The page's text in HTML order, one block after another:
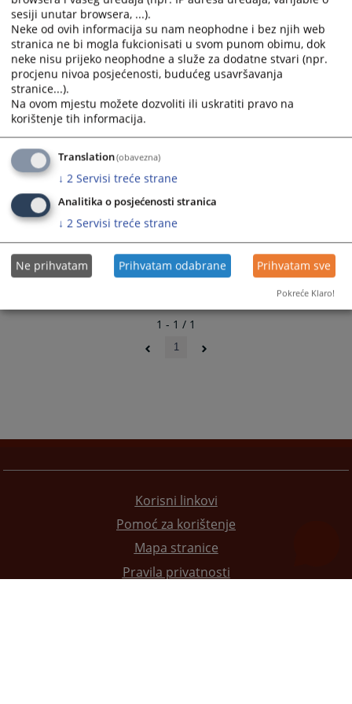
calendar
and
select
a
date.
Press
the
mark
key
get
the
shortcuts
for
calendar
and
select
a
date.
Press
key
to
get
the
shortcuts
for
1 - 1 / 1
1
Korisni linkovi
Pomoć za korištenje
Mapa stranice
Pravila privatnosti
sesiji unutar browsera, ...).
Neke od ovih informacija su nam neophodne i bez njih web
stranica ne bi mogla fukcionisati u svom punom obimu, dok
neke nisu prijeko neophodne a služe za dodatne stvari (npr.
procjenu nivoa posjećenosti, budućeg usavršavanja
stranice...).
Na ovom mjestu možete dozvoliti ili uskratiti pravo na
korištenje tih informacija.
Translation(obavezna)
↓ 2 Servisi treće strane
Analitika o posjećenosti stranica
↓ 2 Servisi treće strane
Ne prihvatam Prihvatam odabrane Prihvatam sve
Pokreće Klaro!